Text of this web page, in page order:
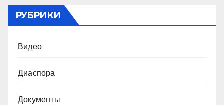
РУБРИКИ
Видео
Диаспора
Документы